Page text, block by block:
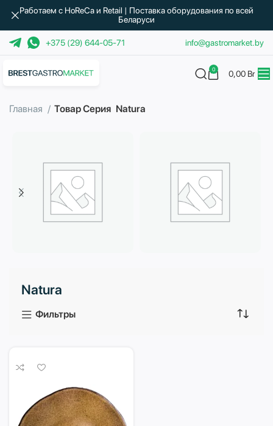
+375 (29) 644-05-71 info@gastromarket.by
0 0,00 Br
Главная Товар Серия Natura
3 продукта
Natura
Фильтры
Работаем с HoReCa и Retail | Поставка оборудования по всей
Беларуси